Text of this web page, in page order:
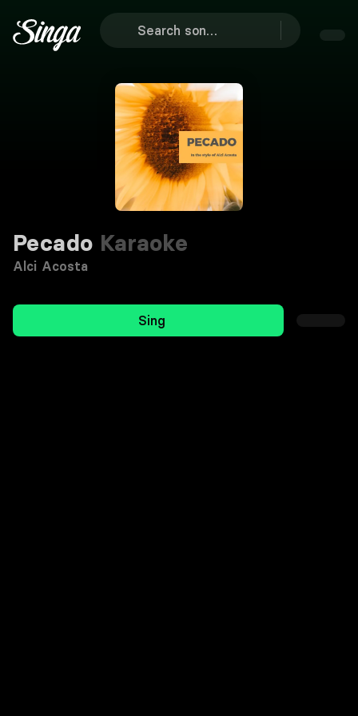
Pecado Karaoke
Alci Acosta
Sing